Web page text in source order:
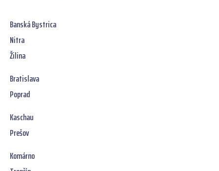
Banská Bystrica
Nitra
Žilina
Bratislava
Poprad
Kaschau
Prešov
Komárno